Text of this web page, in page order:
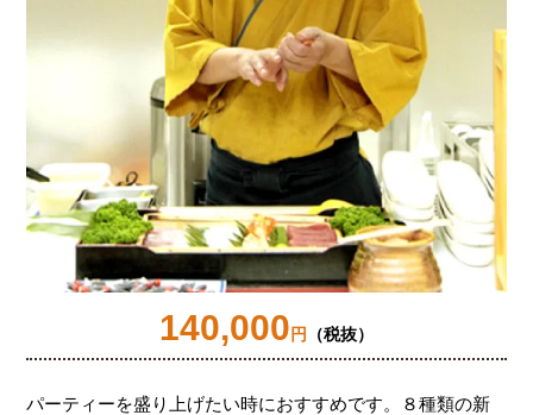
140,000 円 （税抜）
パーティーを盛り上げたい時におすすめです。８種類の新